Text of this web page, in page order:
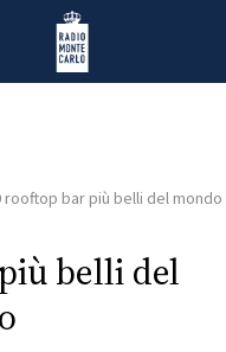
Radio Monte Carlo
rooftop bar più belli del mondo
belli del